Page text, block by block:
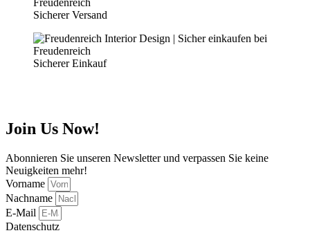
Sicherer Versand
Sicherer Einkauf
Join Us Now!
Abonnieren Sie unseren Newsletter und verpassen Sie keine
Neuigkeiten mehr!
Vorname
Nachname
E-Mail
Datenschutz